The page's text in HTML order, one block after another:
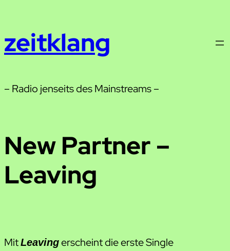
springen
zeitklang
– Radio jenseits des Mainstreams –
New Partner –
Leaving
MitLeavingerscheint die erste Single